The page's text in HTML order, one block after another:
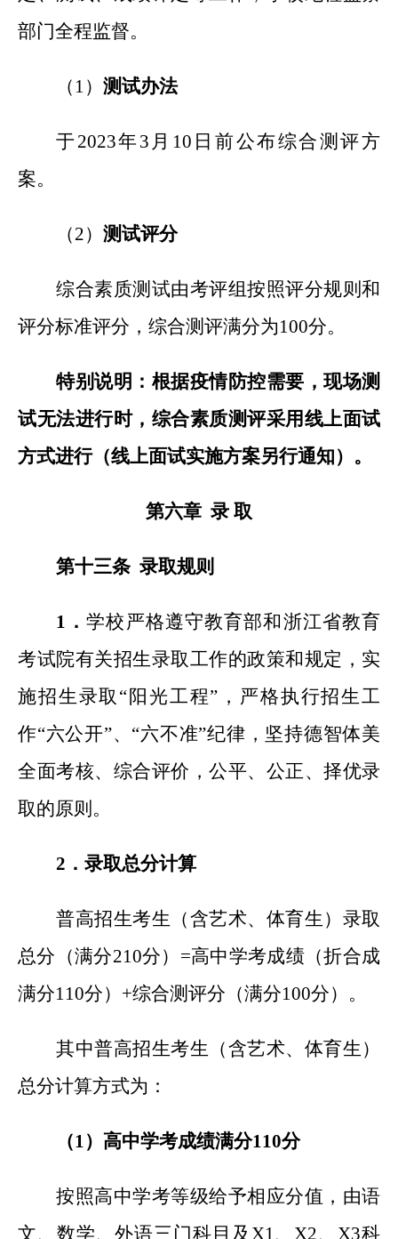
部门全程监督。
（1） 测试办法
于2023年3月10日前公布综合测评方
案。
（2） 测试评分
综合素质测试由考评组按照评分规则和
评分标准评分，综合测评满分为100分。
特别说明：根据疫情防控需要，现场测
试无法进行时，综合素质测评采用线上面试
方式进行（线上面试实施方案另行通知）。
第六章 录 取
第十三条 录取规则
1 ．学校严格遵守教育部和浙江省教育
考试院有关招生录取工作的政策和规定，实
施招生录取“阳光工程”，严格执行招生工
作“六公开”、“六不准”纪律，坚持德智体美
全面考核、综合评价，公平、公正、择优录
取的原则。
2 ．录取总分计算
普高招生考生（含艺术、体育生）录取
总分（满分210分）=高中学考成绩（折合成
满分110分）+综合测评分（满分100分）。
其中普高招生考生（含艺术、体育生）
总分计算方式为：
（1）高中学考成绩满分110分
按照高中学考等级给予相应分值， 由语
文、数学、外语三门科目及X1、X2、X3科